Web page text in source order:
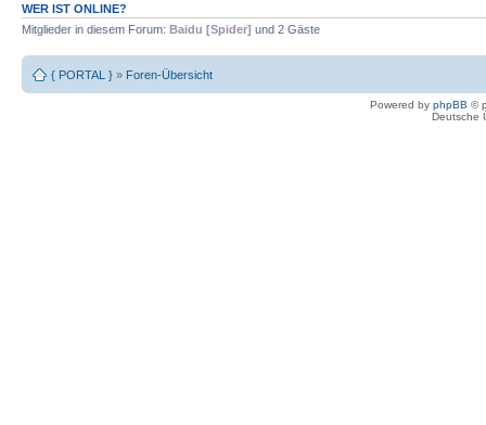
WER IST ONLINE?
Mitglieder in diesem Forum: Baidu [Spider] und 2 Gäste
{ PORTAL } » Foren-Übersicht
Powered by phpBB ©
Deutsche